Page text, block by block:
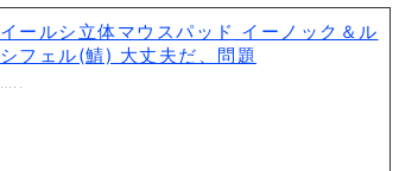
イールシ立体マウスパッド イーノック＆ル
シフェル(鯖) 大丈夫だ、問題
…..